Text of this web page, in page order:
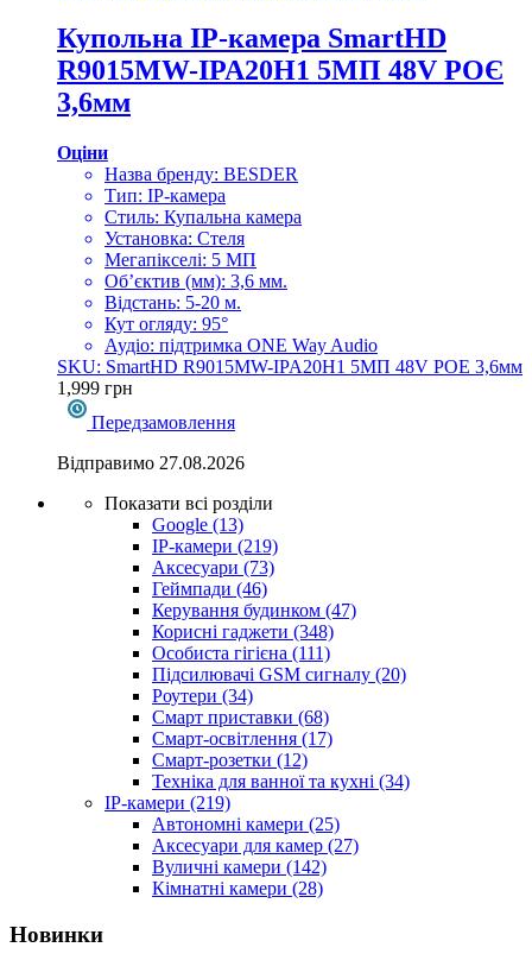
Купольна IP-камера SmartHD
R9015MW-IPA20H1 5МП 48V РОЄ
3,6мм
Оціни
Назва бренду: BESDER
Тип: IP-камера
Стиль: Купальна камера
Установка: Стеля
Мегапікселі: 5 МП
Об’єктив (мм): 3,6 мм.
Відстань: 5-20 м.
Кут огляду: 95°
Аудіо: підтримка ONE Way Audio
SKU: SmartHD R9015MW-IPA20H1 5МП 48V РОЕ 3,6мм
1,999 грн
Передзамовлення
Відправимо 27.08.2026
Показати всі розділи
Google (13)
IP-камери (219)
Аксесуари (73)
Геймпади (46)
Керування будинком (47)
Корисні гаджети (348)
Особиста гігієна (111)
Підсилювачі GSM сигналу (20)
Роутери (34)
Смарт приставки (68)
Смарт-освітлення (17)
Смарт-розетки (12)
Техніка для ванної та кухні (34)
IP-камери (219)
Автономні камери (25)
Аксесуари для камер (27)
Вуличні камери (142)
Кімнатні камери (28)
Новинки